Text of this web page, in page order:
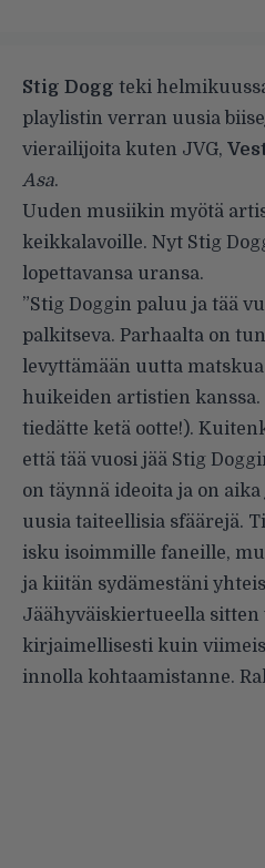
Stig Dogg teki
playlistin verran uusia
vierailijoita kuten JVG,
Asa.
Uuden musiikin myötä
keikkalavoille. Nyt Stig
lopettavansa uransa.
”Stig Doggin paluu ja tää
palkitseva. Parhaalta on
levyttämään uutta
huikeiden artistien
tiedätte ketä ootte!).
että tää vuosi jää Stig
on täynnä ideoita ja on
uusia taiteellisia sfäärejä.
isku isoimmille faneille,
ja kiitän sydämestäni
Jäähyväiskiertueella sitten
kirjaimellisesti kuin
innolla kohtaamistanne.